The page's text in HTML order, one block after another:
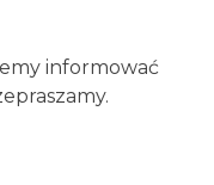
informować